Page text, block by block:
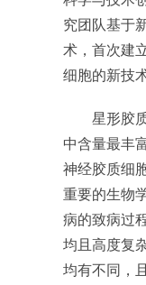
究团队基于
术，首次建
细胞的新技术
星形胶质
中含量最丰
神经胶质细
重要的生物
病的致病过
均且高度复
均有不同，